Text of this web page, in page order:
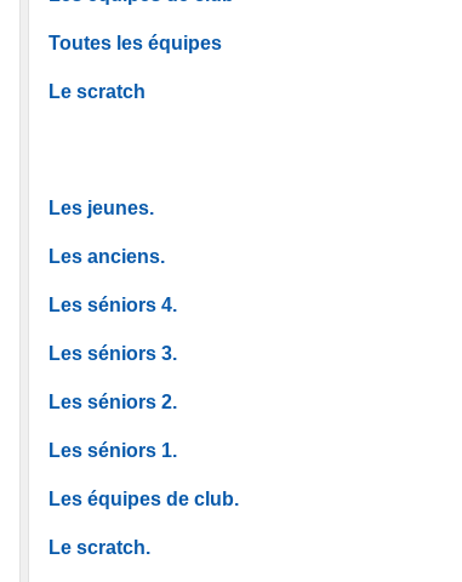
Toutes les équipes
Le scratch
Les jeunes.
Les anciens.
Les séniors 4.
Les séniors 3.
Les séniors 2.
Les séniors 1.
Les équipes de club.
Le scratch.